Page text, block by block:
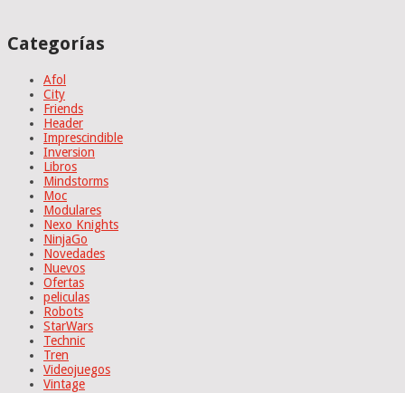
Categorías
Afol
City
Friends
Header
Imprescindible
Inversion
Libros
Mindstorms
Moc
Modulares
Nexo Knights
NinjaGo
Novedades
Nuevos
Ofertas
peliculas
Robots
StarWars
Technic
Tren
Videojuegos
Vintage